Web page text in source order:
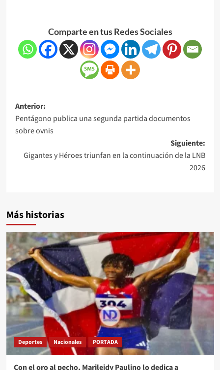
Comparte en tus Redes Sociales
Anterior:
Pentágono publica una segunda partida documentos
sobre ovnis
Siguiente:
Gigantes y Héroes triunfan en la continuación de la LNB
2026
Más historias
Deportes Nacionales PORTADA
Con el oro al pecho, Marileidy Paulino lo dedica a